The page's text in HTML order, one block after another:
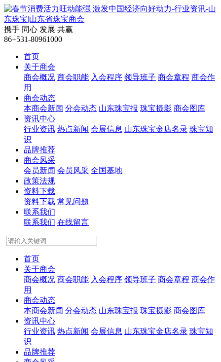
携手 同心 发展 共赢
86+531-80961000
首页
关于商会
商会概况 商会职能 入会程序 领导班子 商会章程 商会作
用
商会动态
本商会新闻 分会动态 山东珠宝报 珠宝摄影 商会图库
资讯中心
行业资讯 热点新闻 会展信息 山东珠宝金店名录 珠宝知
识
品牌推荐
商会风采
会员新闻 会员风采 全国基地
政策法规
资料下载
资料下载 常见问题
联系我们
联系我们 在线留言
首页
关于商会
商会概况 商会职能 入会程序 领导班子 商会章程 商会作
用
商会动态
本商会新闻 分会动态 山东珠宝报 珠宝摄影 商会图库
资讯中心
行业资讯 热点新闻 会展信息 山东珠宝金店名录 珠宝知
识
品牌推荐